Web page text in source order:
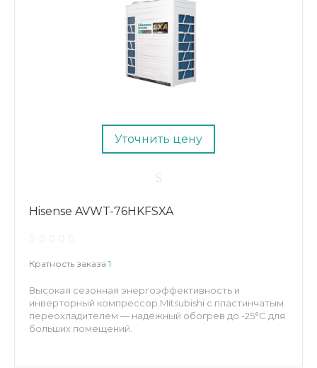
Уточнить цену
Hisense AVWT-76HKFSXA
Кратность заказа 1
Высокая сезонная энергоэффективность и
инверторный компрессор Mitsubishi с пластинчатым
переохладителем — надёжный обогрев до -25°C для
больших помещений.